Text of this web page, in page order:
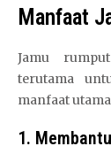
Manfaat
Jamu
terutama
manfaat
1.